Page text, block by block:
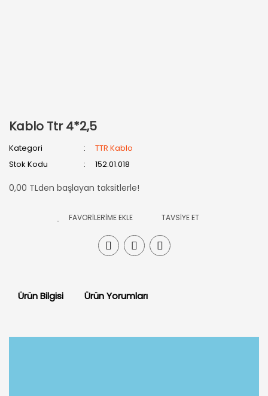
Kablo Ttr 4*2,5
Kategori
TTR Kablo
Stok Kodu
152.01.018
0,00 TLden başlayan taksitlerle!
TAVSİYE ET
Ürün Bilgisi Ürün Yorumları